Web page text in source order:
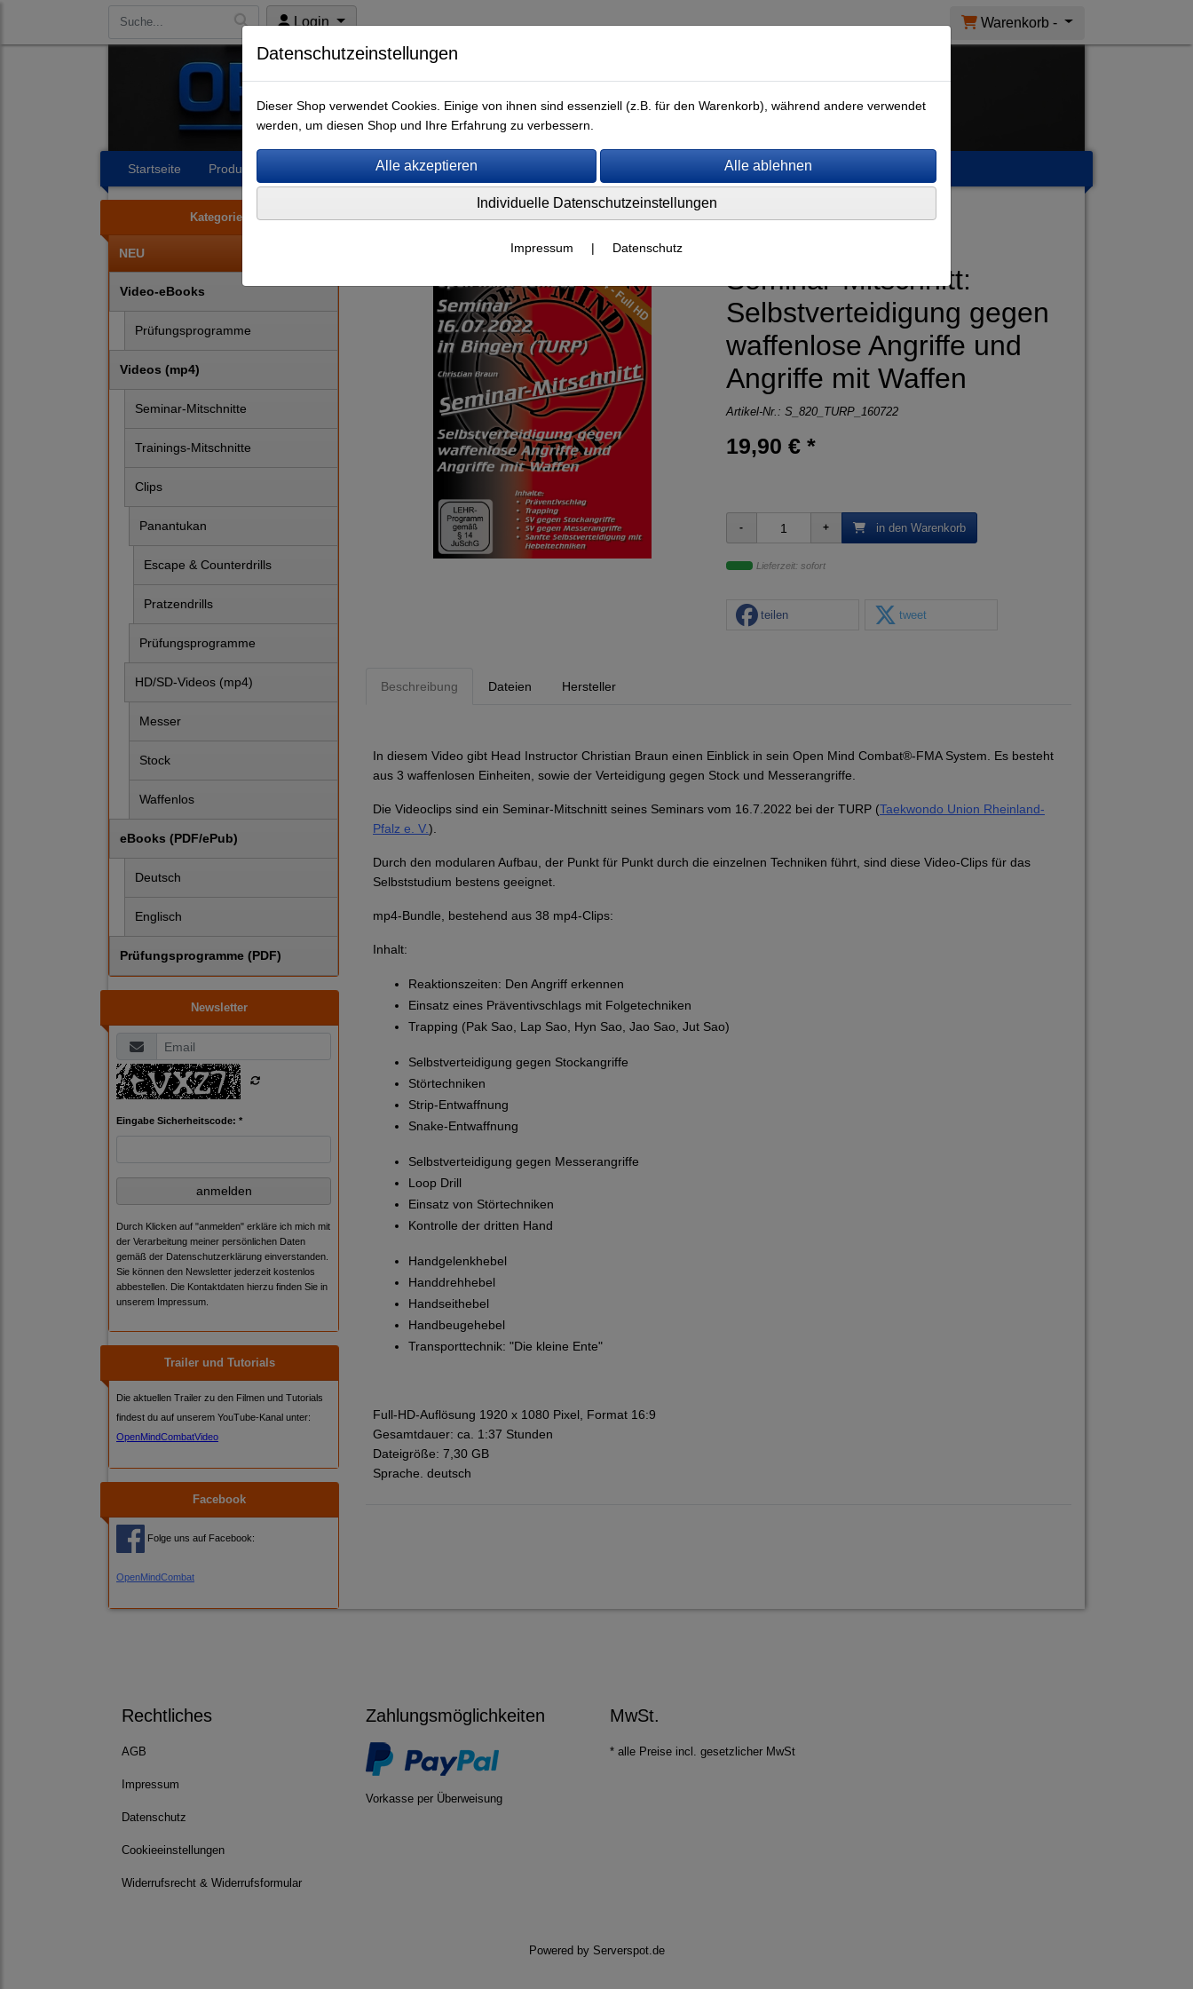
Login Warenkorb -
Startseite Produkte AGB Kontakt
Kategorien
NEU
Video-eBooks
Prüfungsprogramme
Videos (mp4)
Seminar-Mitschnitte
Trainings-Mitschnitte
Clips
Panantukan
Escape & Counterdrills
Pratzendrills
Prüfungsprogramme
HD/SD-Videos (mp4)
Messer
Stock
Waffenlos
eBooks (PDF/ePub)
Deutsch
Englisch
Prüfungsprogramme (PDF)
Newsletter
Eingabe Sicherheitscode: *
anmelden
Durch Klicken auf "anmelden" erkläre ich mich mit
der Verarbeitung meiner persönlichen Daten
gemäß der Datenschutzerklärung einverstanden.
Sie können den Newsletter jederzeit kostenlos
abbestellen. Die Kontaktdaten hierzu finden Sie in
unserem Impressum.
Trailer und Tutorials
Die aktuellen Trailer zu den Filmen und Tutorials
findest du auf unserem YouTube-Kanal unter:
OpenMindCombatVideo
Facebook
Folge uns auf Facebook:
OpenMindCombat
Seminar-Mitschnitte
Seminar-Mitschnitt:
Selbstverteidigung gegen
waffenlose Angriffe und
Angriffe mit Waffen
Artikel-Nr.: S_820_TURP_160722
19,90 € *
in den Warenkorb
Lieferzeit: sofort
teilen tweet
Beschreibung Dateien Hersteller
In diesem Video gibt Head Instructor Christian Braun einen Einblick in sein Open Mind Combat®-FMA System. Es besteht
aus 3 waffenlosen Einheiten, sowie der Verteidigung gegen Stock und Messerangriffe.
Die Videoclips sind ein Seminar-Mitschnitt seines Seminars vom 16.7.2022 bei der TURP (Taekwondo Union Rheinland-
Pfalz e. V.).
Durch den modularen Aufbau, der Punkt für Punkt durch die einzelnen Techniken führt, sind diese Video-Clips für das
Selbststudium bestens geeignet.
mp4-Bundle, bestehend aus 38 mp4-Clips:
Inhalt:
Reaktionszeiten: Den Angriff erkennen
Einsatz eines Präventivschlags mit Folgetechniken
Trapping (Pak Sao, Lap Sao, Hyn Sao, Jao Sao, Jut Sao)
Selbstverteidigung gegen Stockangriffe
Störtechniken
Strip-Entwaffnung
Snake-Entwaffnung
Selbstverteidigung gegen Messerangriffe
Loop Drill
Einsatz von Störtechniken
Kontrolle der dritten Hand
Handgelenkhebel
Handdrehhebel
Handseithebel
Handbeugehebel
Transporttechnik: "Die kleine Ente"
Full-HD-Auflösung 1920 x 1080 Pixel, Format 16:9
Gesamtdauer: ca. 1:37 Stunden
Dateigröße: 7,30 GB
Sprache. deutsch
Rechtliches
AGB
Impressum
Datenschutz
Cookieeinstellungen
Widerrufsrecht & Widerrufsformular
Zahlungsmöglichkeiten
Vorkasse per Überweisung
MwSt.
* alle Preise incl. gesetzlicher MwSt
Powered by Serverspot.de
Datenschutzeinstellungen
Dieser Shop verwendet Cookies. Einige von ihnen sind essenziell (z.B. für den Warenkorb), während andere verwendet
werden, um diesen Shop und Ihre Erfahrung zu verbessern.
Individuelle Datenschutzeinstellungen
Impressum | Datenschutz